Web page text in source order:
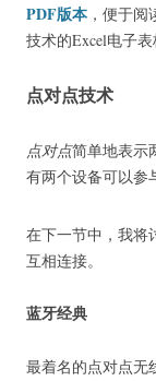
PDF版本 ，便于阅
技术的Excel电子表
点对点技术
点对点简单地表示
有两个设备可以参
在下一节中，我将
互相连接。
蓝牙经典
最着名的点对点无